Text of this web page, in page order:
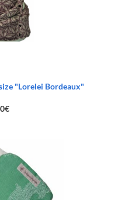
"Lorelei Bordeaux"
€